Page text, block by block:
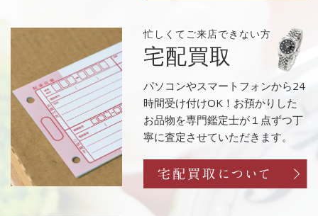
忙しくてご来店できない方
宅配買取
パソコンやスマートフォンから24
時間受け付けOK！お預かりした
お品物を専門鑑定士が１点ずつ丁
寧に査定させていただきます。